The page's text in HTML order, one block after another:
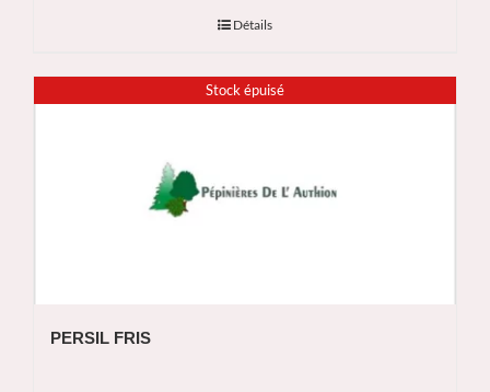
Détails
Stock épuisé
PERSIL FRIS